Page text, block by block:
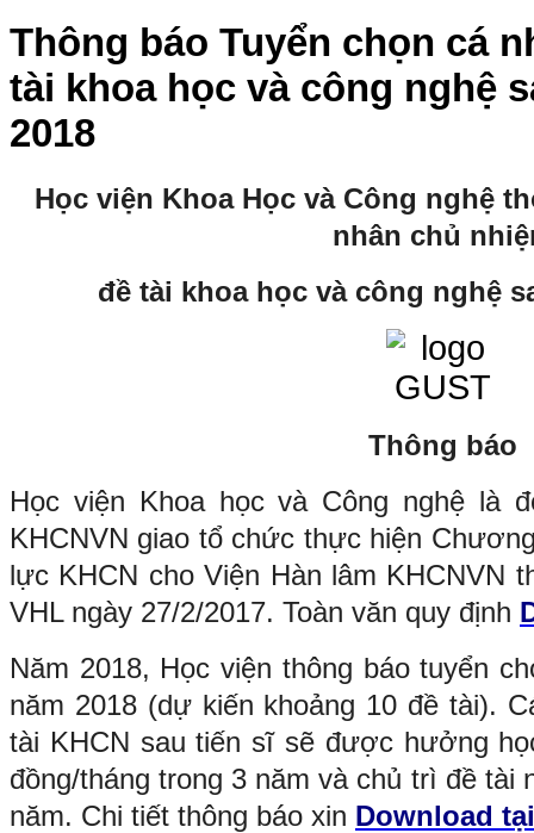
Thông báo Tuyển chọn cá
tài khoa học và công nghệ
2018
Học viện Khoa Học và Công nghệ
nhân chủ
đề tài khoa học và công nghệ
Thông báo
Học viện Khoa học và Công nghệ là
KHCNVN giao tổ chức thực hiện
lực KHCN cho Viện Hàn lâm KHCNVN
VHL ngày 27/2/2017. Toàn văn quy định
Năm 2018, Học viện thông báo tuyển
năm 2018 (dự kiến khoảng 10 đề tài).
tài KHCN sau tiến sĩ sẽ được hưởng
đồng/tháng trong 3 năm và chủ trì đề tài
năm. Chi tiết thông báo xin Download